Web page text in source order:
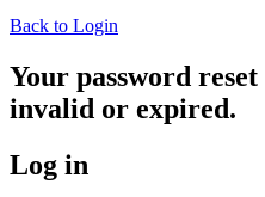
Back to Login
Your password
invalid or expired.
Log in